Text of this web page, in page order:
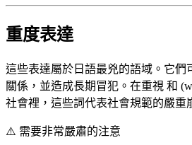
重度表達
這些表達屬於日語最兇的語域。它們
關係，並造成長期冒犯。在重視 和
社會裡，這些詞代表社會規範的嚴重
⚠️ 需要非常嚴肅的注意